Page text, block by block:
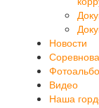
Новости
Видео
Наша